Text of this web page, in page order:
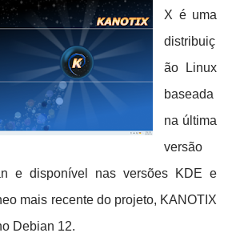
X é uma
distribuiç
ão Linux
baseada
na última
versão
e disponível nas versões KDE e
mais recente do projeto, KANOTIX
Debian 12.